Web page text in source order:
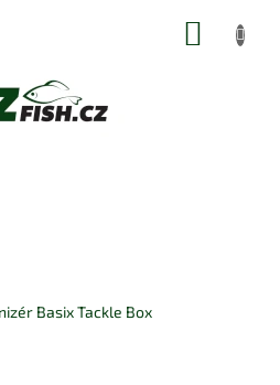
Basix Tackle Box